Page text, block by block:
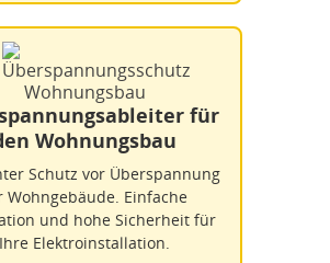
für
Wohnungsbau
Schutz vor Überspannung
Wohngebäude. Einfache
und hohe Sicherheit für
Ihre Elektroinstallation.